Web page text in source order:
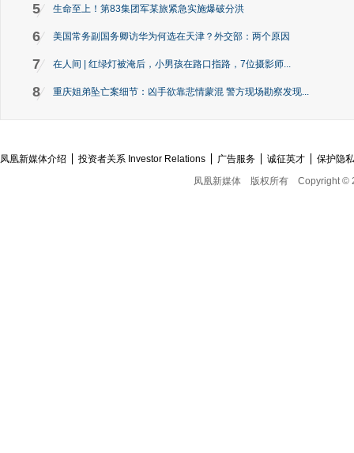
5 生命至上！第83集团军某旅紧急实施爆破分洪
6 美国常务副国务卿访华为何选在天津？外交部：两个原因
7 在人间 | 红绿灯被淹后，小男孩在路口指路，7位摄影师...
8 重庆姐弟坠亡案细节：凶手欲靠悲情蒙混 警方现场勘察发现...
凤凰新媒体介绍 投资者关系 Investor Relations 广告服务 诚征英才
保护隐
凤凰新媒体
版权所有 Copyright ©